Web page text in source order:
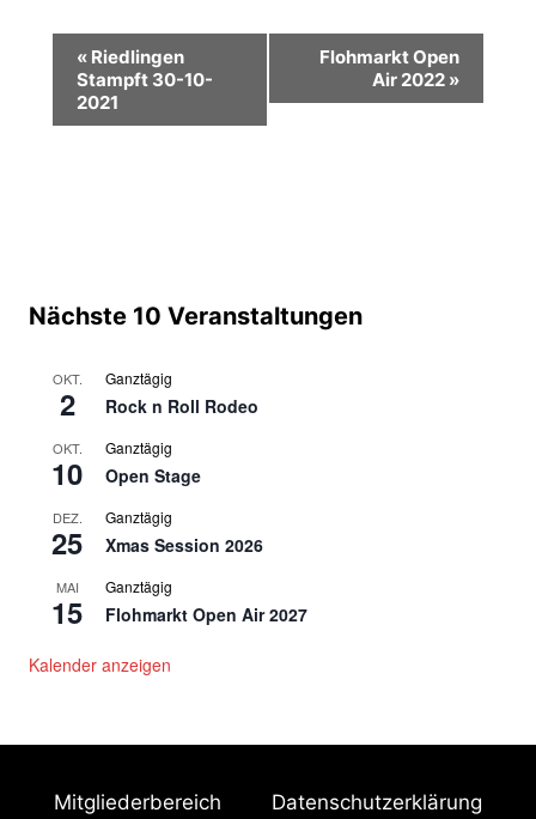
t
t
u
n
-
N
v
i
« Riedlingen
Stampft 30-10-
2021
Flohmarkt Open
Air 2022 »
Nächste 10 Veranstaltungen
OKT.
2
Ganztägig
Rock n Roll Rodeo
OKT.
10
Ganztägig
Open Stage
DEZ.
25
Ganztägig
Xmas Session 2026
MAI
15
Ganztägig
Flohmarkt Open Air 2027
Kalender anzeigen
Mitgliederbereich
Datenschutzerklärung